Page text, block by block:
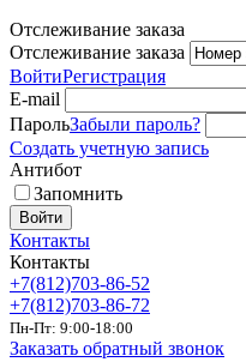
Отслеживание заказа
Отслеживание заказа
ВойтиРегистрация
E-mail
ПарольЗабыли пароль?
Создать учетную запись
Антибот
Запомнить
Войти
Контакты
Контакты
+7(812)703-86-52
+7(812)703-86-72
Пн-Пт: 9:00-18:00
Заказать обратный звонок